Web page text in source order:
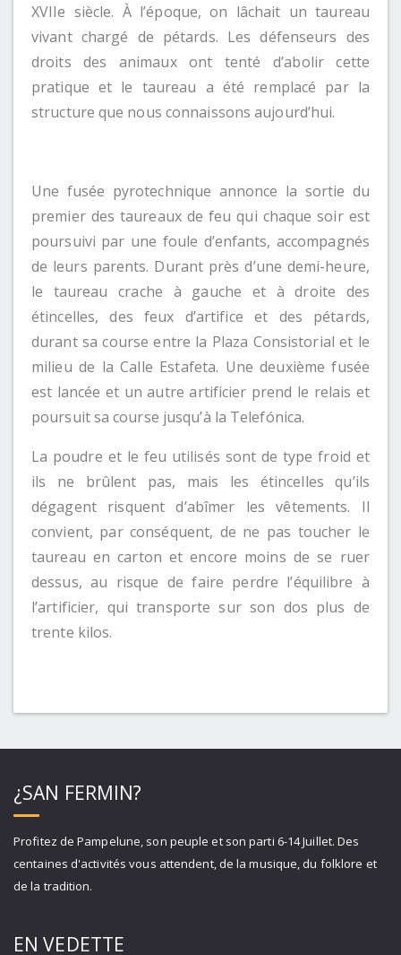
XVIIe siècle. À l’époque, on lâchait un taureau
vivant chargé de pétards. Les défenseurs des
droits des animaux ont tenté d’abolir cette
pratique et le taureau a été remplacé par la
structure que nous connaissons aujourd’hui.
Une fusée pyrotechnique annonce la sortie du
premier des taureaux de feu qui chaque soir est
poursuivi par une foule d’enfants, accompagnés
de leurs parents. Durant près d’une demi-heure,
le taureau crache à gauche et à droite des
étincelles, des feux d’artifice et des pétards,
durant sa course entre la Plaza Consistorial et le
milieu de la Calle Estafeta. Une deuxième fusée
est lancée et un autre artificier prend le relais et
poursuit sa course jusqu’à la Telefónica.
La poudre et le feu utilisés sont de type froid et
ils ne brûlent pas, mais les étincelles qu’ils
dégagent risquent d’abîmer les vêtements. Il
convient, par conséquent, de ne pas toucher le
taureau en carton et encore moins de se ruer
dessus, au risque de faire perdre l’équilibre à
l’artificier, qui transporte sur son dos plus de
trente kilos.
¿SAN FERMIN?
Profitez de Pampelune, son peuple et son parti 6-14 Juillet. Des
centaines d'activités vous attendent, de la musique, du folklore et
de la tradition.
EN VEDETTE